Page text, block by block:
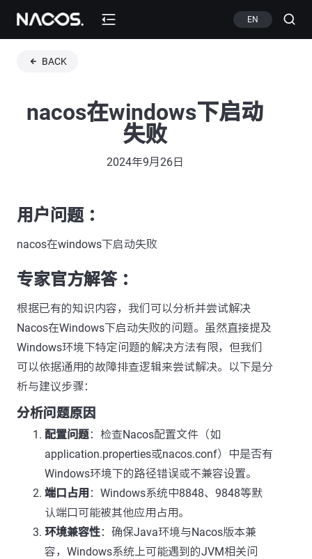
EN
BACK
nacos在windows下启动
失败
2024年9月26日
用户问题 ：
nacos在windows下启动失败
专家官方解答 ：
根据已有的知识内容，我们可以分析并尝试解决
Nacos在Windows下启动失败的问题。虽然直接提及
Windows环境下特定问题的解决方法有限，但我们
可以依据通用的故障排查逻辑来尝试解决。以下是分
析与建议步骤：
分析问题原因
配置问题：检查Nacos配置文件（如
application.properties或nacos.conf）中是否有
Windows环境下的路径错误或不兼容设置。
端口占用 ：Windows系统中8848、9848等默
认端口可能被其他应用占用。
环境兼容性：确保Java环境与Nacos版本兼
容，Windows系统上可能遇到的JVM相关问